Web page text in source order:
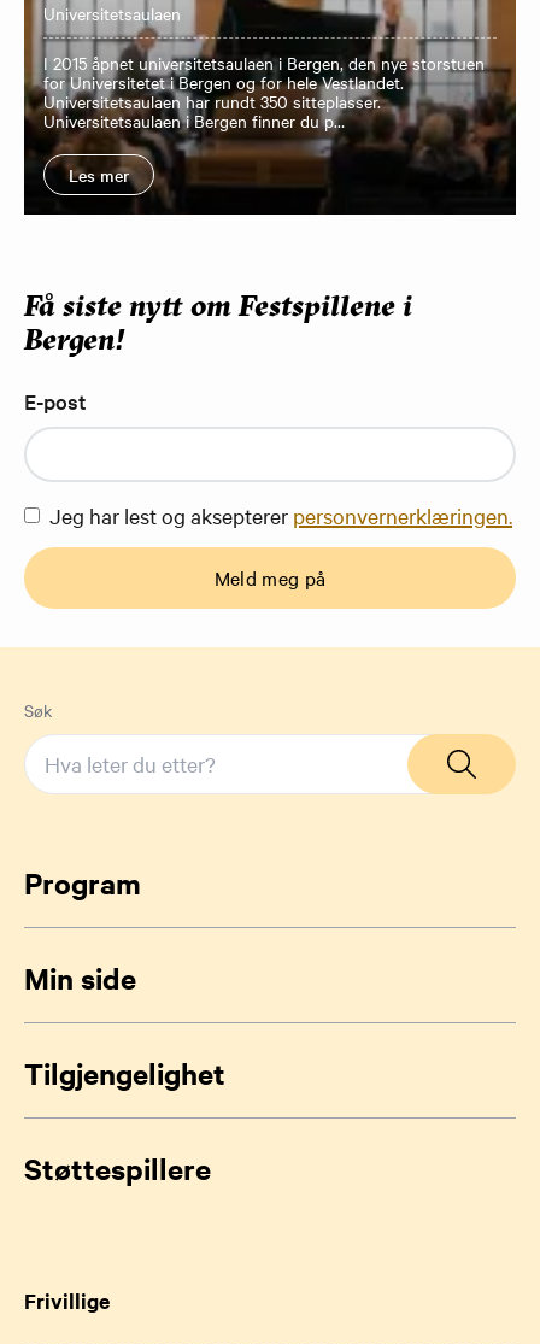
Universitetsaulaen
I 2015 åpnet universitetsaulaen i Bergen, den nye storstuen
for Universitetet i Bergen og for hele Vestlandet.
Universitetsaulaen har rundt 350 sitteplasser.
Universitetsaulaen i Bergen finner du p…
Les mer
Få siste nytt om Festspillene i
Bergen!
E-post
Jeg har lest og aksepterer personvernerklæringen.
Meld meg på
Søk
Program
Min side
Tilgjengelighet
Støttespillere
Frivillige